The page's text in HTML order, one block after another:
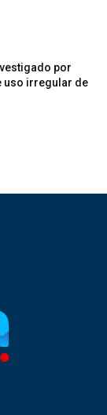
por
uso irregular de